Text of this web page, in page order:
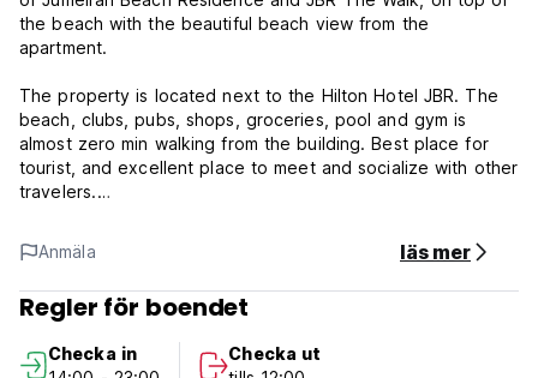
the beach with the beautiful beach view from the
apartment.
The property is located next to the Hilton Hotel JBR. The
beach, clubs, pubs, shops, groceries, pool and gym is
almost zero min walking from the building. Best place for
tourist, and excellent place to meet and socialize with other
travelers.
York backpackers has a shared kitchen, a terrace, an
outdoor swimming pool, fitness centre, evening
entertainment and a 24-hour front desk.
Anmäla läs mer
Regler för boendet
Checka in
Checka ut